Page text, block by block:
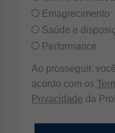
Emagrecimento
Saúde e
Performance
Ao prosseguir,
acordo com os
Privacidade da